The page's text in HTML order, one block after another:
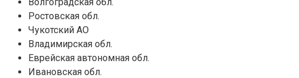
Ростовская обл.
Чукотский АО
Владимирская обл.
Еврейская автономная обл.
Ивановская обл.